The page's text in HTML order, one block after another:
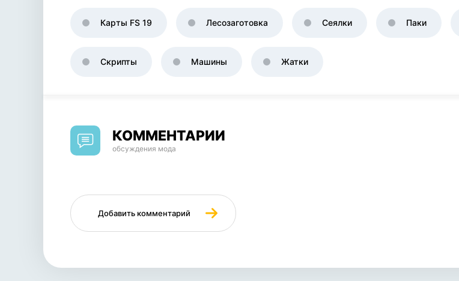
Карты FS 19 Лесозаготовка Сеялки Паки
Скрипты Машины Жатки
КОММЕНТАРИИ
обсуждения мода
Добавить комментарий